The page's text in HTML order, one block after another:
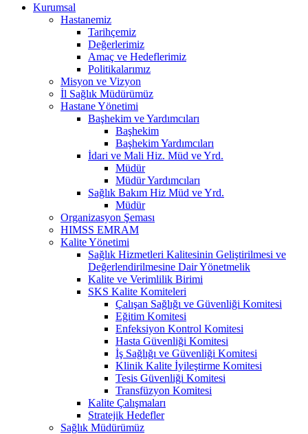
Kurumsal
Hastanemiz
Tarihçemiz
Değerlerimiz
Amaç ve Hedeflerimiz
Politikalarımız
Misyon ve Vizyon
İl Sağlık Müdürümüz
Hastane Yönetimi
Başhekim ve Yardımcıları
Başhekim
Başhekim Yardımcıları
İdari ve Mali Hiz. Müd ve Yrd.
Müdür
Müdür Yardımcıları
Sağlık Bakım Hiz Müd ve Yrd.
Müdür
Organizasyon Şeması
HIMSS EMRAM
Kalite Yönetimi
Sağlık Hizmetleri Kalitesinin Geliştirilmesi ve
Değerlendirilmesine Dair Yönetmelik
Kalite ve Verimlilik Birimi
SKS Kalite Komiteleri
Çalışan Sağlığı ve Güvenliği Komitesi
Eğitim Komitesi
Enfeksiyon Kontrol Komitesi
Hasta Güvenliği Komitesi
İş Sağlığı ve Güvenliği Komitesi
Klinik Kalite İyileştirme Komitesi
Tesis Güvenliği Komitesi
Transfüzyon Komitesi
Kalite Çalışmaları
Stratejik Hedefler
Sağlık Müdürümüz